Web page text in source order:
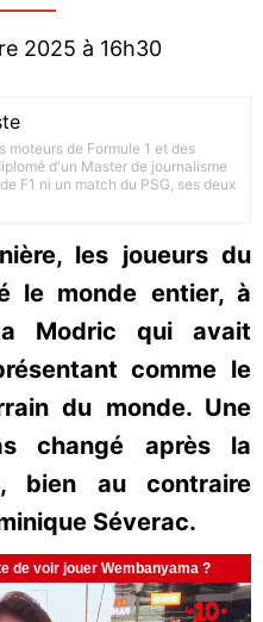
2025 à 16h30
moteurs de Formule 1 et des
d'un Master de journalisme
F1 ni un match du PSG, ses deux
les joueurs du
le monde entier, à
Modric qui avait
comme le
du monde. Une
changé après la
bien au contraire
Séverac.